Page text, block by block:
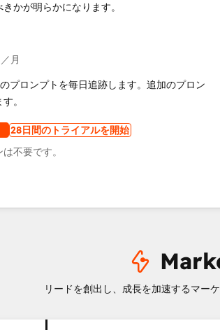
かが明らかになります。
／月
プロンプトを毎日追跡します。追加のプロン
。
28日間のトライアルを開始
不要です。
リードを創出し、成長を加速するマー